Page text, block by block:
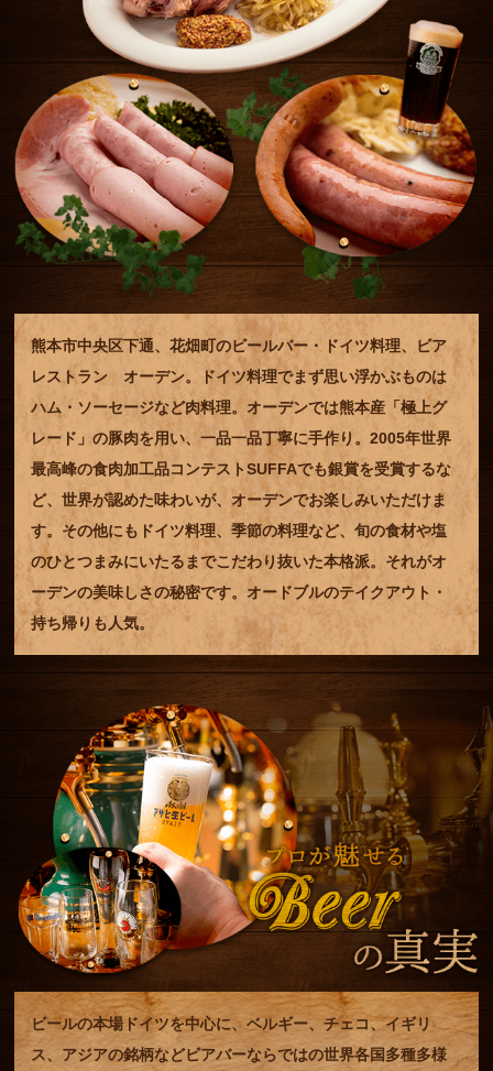
熊本市中央区下通、花畑町のビールバー・ドイツ料理、ビア
レストラン オーデン。ドイツ料理でまず思い浮かぶものは
ハム・ソーセージなど肉料理。オーデンでは熊本産「極上グ
レード」の豚肉を用い、一品一品丁寧に手作り。2005年世界
最高峰の食肉加工品コンテストSUFFAでも銀賞を受賞するな
ど、世界が認めた味わいが、オーデンでお楽しみいただけま
す。その他にもドイツ料理、季節の料理など、旬の食材や塩
のひとつまみにいたるまでこだわり抜いた本格派。それがオ
ーデンの美味しさの秘密です。オードブルのテイクアウト・
持ち帰りも人気。
ビールの本場ドイツを中心に、ベルギー、チェコ、イギリ
ス、アジアの銘柄などビアバーならではの世界各国多種多様